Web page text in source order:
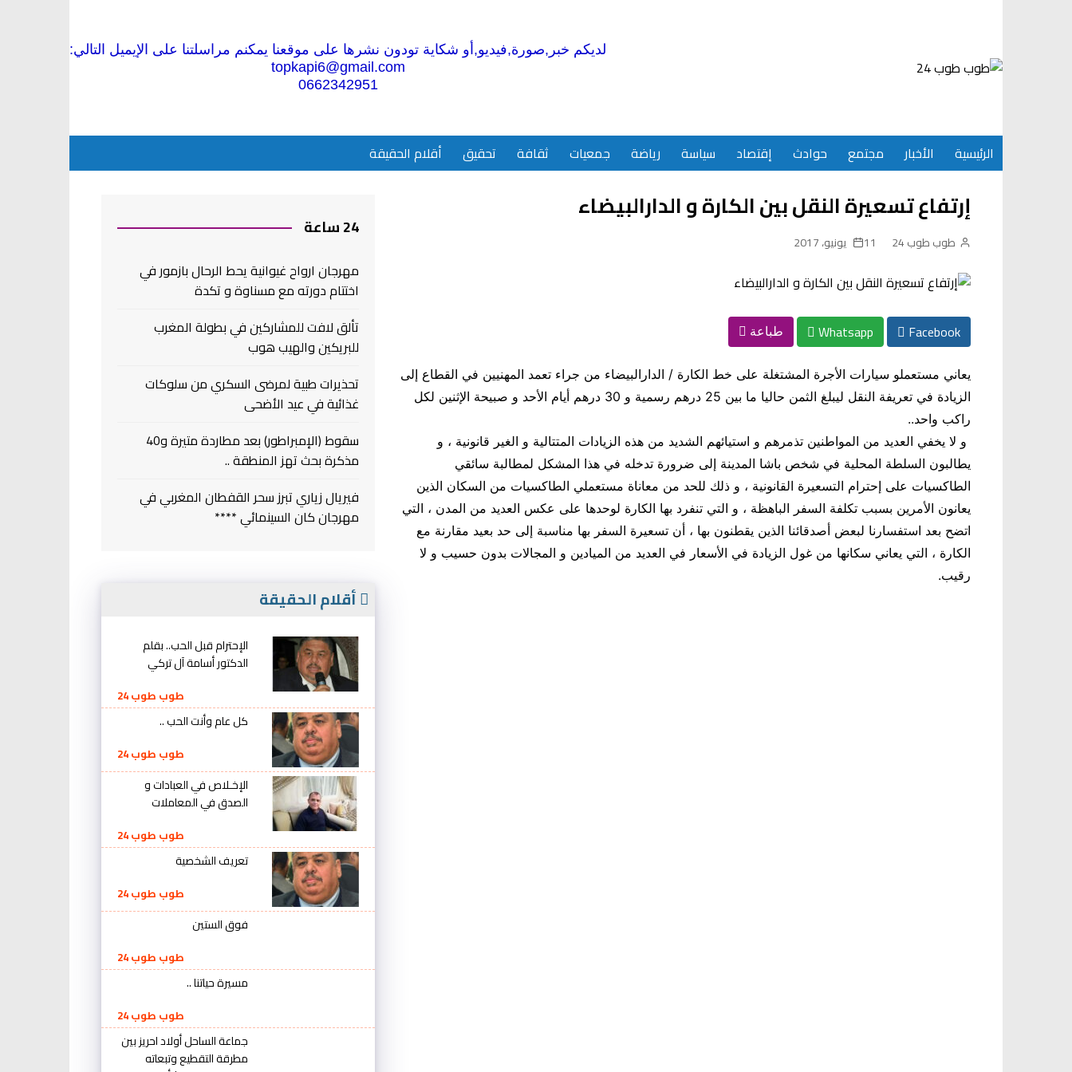
لديكم خبر,صورة,فيديو,أو شكاية تودون نشرها على موقعنا يمكنم مراسلتنا على الإيميل التالي:
topkapi6@gmail.com
0662342951
الرئيسية الأخبار مجتمع حوادث إقتصاد سياسة رياضة جمعيات ثقافة تحقيق أقلام الحقيقة
إرتفاع تسعيرة النقل بين الكارة و الدارالبيضاء
طوب طوب 24 11 يونيو، 2017
Facebook
Whatsapp طباعة
يعاني مستعملو سيارات الأجرة المشتغلة على خط الكارة / الدارالبيضاء من جراء تعمد المهنيين في القطاع إلى
الزيادة في تعريفة النقل ليبلغ الثمن حاليا ما بين 25 درهم رسمية و 30 درهم أيام الأحد و صبيحة اﻹثنين لكل
راكب واحد..
و لا يخفي العديد من المواطنين تذمرهم و استيائهم الشديد من هذه الزيادات المتتالية و الغير قانونية ، و
يطالبون السلطة المحلية في شخص باشا المدينة إلى ضرورة تدخله في هذا المشكل لمطالبة سائقي
الطاكسيات على إحترام التسعيرة القانونية ، و ذلك للحد من معاناة مستعملي الطاكسيات من السكان الذين
يعانون اﻷمرين بسبب تكلفة السفر الباهظة ، و التي تنفرد بها الكارة لوحدها على عكس العديد من المدن ، التي
اتضح بعد استفسارنا لبعض أصدقائنا الذين يقطنون بها ، أن تسعيرة السفر بها مناسبة إلى حد بعيد مقارنة مع
الكارة ، التي يعاني سكانها من غول الزيادة في اﻷسعار في العديد من الميادين و المجالات بدون حسيب و لا
رقيب.
24 ساعة
مهرجان ارواح غيوانية يحط الرحال بازمور في
اختتام دورته مع مسناوة و تكدة
تألق لافت للمشاركين في بطولة المغرب
للبريكين والهيب هوب
تحذيرات طبية لمرضى السكري من سلوكات
غذائية في عيد الأضحى
سقوط (الإمبراطور) بعد مطاردة متيرة و40
مذكرة بحث تهز المنطقة ..
فيريال زياري تبرز سحر القفطان المغربي في
مهرجان كان السينمائي ****
أقلام الحقيقة
الإحترام قبل الحب.. بقلم
الدكتور أسامة آل تركي
طوب طوب 24
كل عام وأنت الحب ..
طوب طوب 24
الإخـلاص في العبادات و
الصدق في المعاملات
طوب طوب 24
تعريف الشخصية
طوب طوب 24
فوق الستين
طوب طوب 24
مسيرة حياتنا ..
طوب طوب 24
جماعة الساحل أولاد احريز بين
مطرقة التقطيع وتبعاته